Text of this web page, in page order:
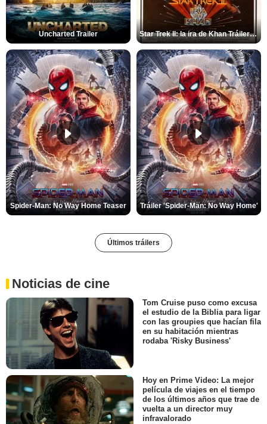
Uncharted Trailer Star Trek II: la ira de Khan Tráiler VO
Spider-Man: No Way Home Teaser Tráiler 'Spider-Man: No Way Home'
Últimos tráilers
Noticias de cine
Tom Cruise puso como excusa
el estudio de la Biblia para ligar
con las groupies que hacían fila
en su habitación mientras
rodaba 'Risky Business'
Hoy en Prime Video: La mejor
película de viajes en el tiempo
de los últimos años que trae de
vuelta a un director muy
infravalorado